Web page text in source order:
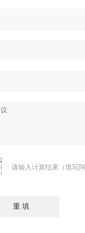
请输入计算结果（填写